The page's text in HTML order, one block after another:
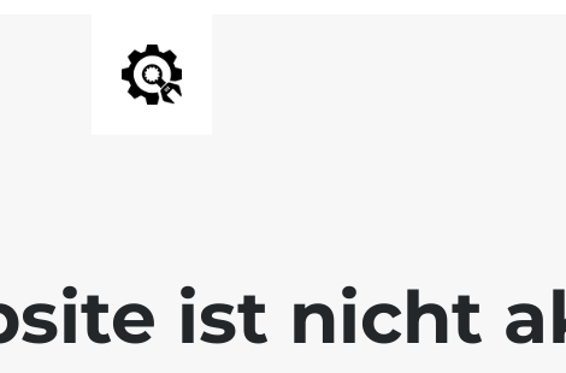
ist nicht